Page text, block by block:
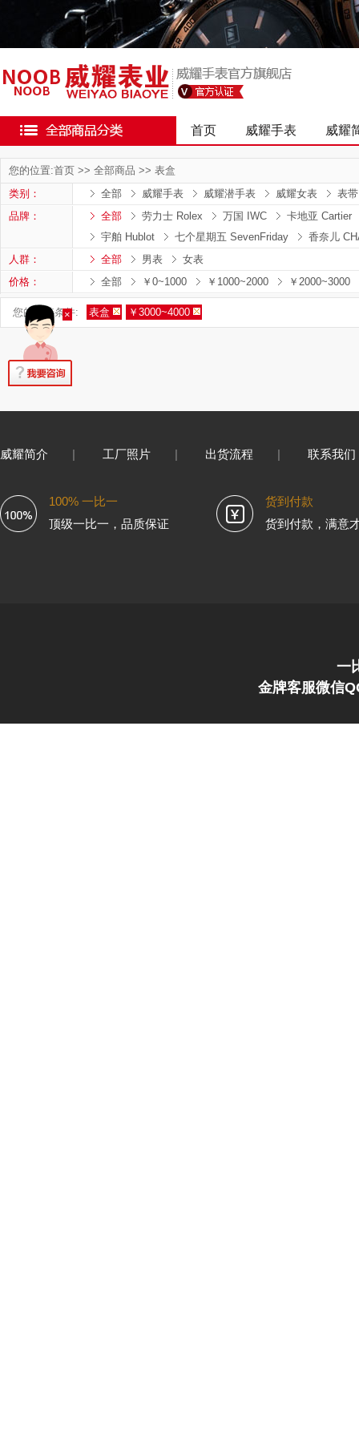
首页 威耀手表 威耀
您的位置:首页 >> 全部商品 >> 表盒
类别：
全部 威耀手表 威耀潜手表 威耀女表
表带
品牌：
全部 劳力士 Rolex 万国 IWC
卡地亚 Cartier
宇舶 Hublot
七个星期五 SevenFriday
香奈儿
人群：
全部 男表
女表
价格：
全部 ￥0~1000 ￥1000~2000 ￥2000~3000
您的筛选条件: 表盒 ￥3000~4000
威耀简介 工厂照片 出货流程 联系我们
100% 一比一
顶级一比一，品质保证
货到付款
货到付款，满意
一
金牌客服微信
×